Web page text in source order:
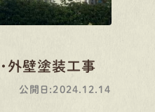
壁塗装工事
公開日:2024.12.14